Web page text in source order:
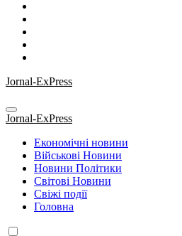
Jornal-ExPress
Jornal-ExPress
Економічні новини
Військові Новини
Новини Політики
Світові Новини
Свіжі події
Головна